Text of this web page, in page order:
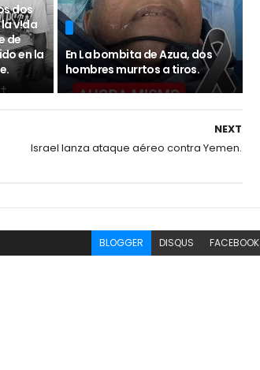
dos
v!da
de
en la
En La bombita de Azua, dos
hombres murrtos a tiros.
NEXT
Israel lanza ataque aéreo contra Yemen.
BLOGGER DISQUS FACEBOOK